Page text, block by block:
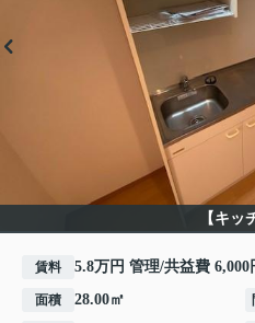
【キッ
賃料 5.8万円 管理/共益費 6,000
面積 28.00㎡